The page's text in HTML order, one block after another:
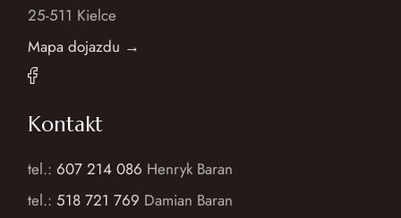
25-511 Kielce
Mapa dojazdu →
Kontakt
tel.: 607 214 086 Henryk Baran
tel.:518 721 769 Damian Baran